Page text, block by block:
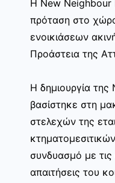
Η New Neighbour
πρόταση στο
ενοικιάσεων
Προάστεια της
Η δημιουργία
βασίστηκε στη
στελεχών της
συνδυασμό με
απαιτήσεις του